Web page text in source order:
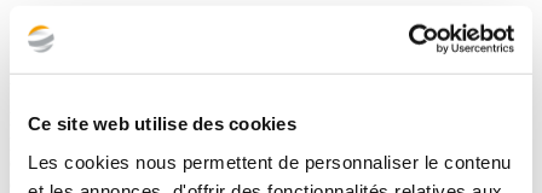
Ce site web utilise des cookies
Les cookies nous permettent de personnaliser le contenu
Notre accompagnement
Nous vous accompagnons sur de nombreuses dimensions de votre
(déblai/remblai),tassement de consolidation,traitement des sols
(couche de forme), vibrationpendant les travaux (instrumentation),